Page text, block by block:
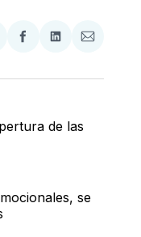
Compartir
Facebook
Compartir
LinkedIn
Compartir
Email
de las
se